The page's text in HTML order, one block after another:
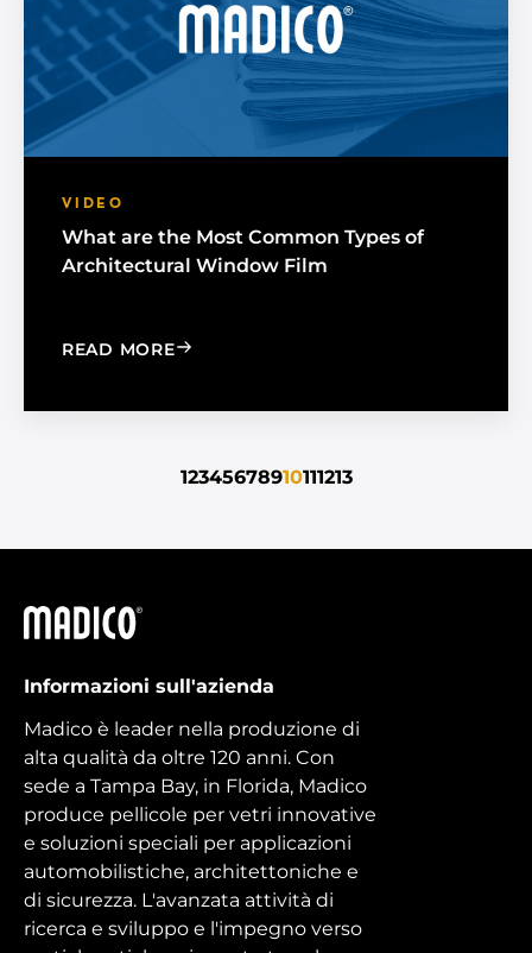
VIDEO
What are the Most Common Types of
Architectural Window Film
READ MORE: WHAT ARE THE MOST COMMON
12345678910111213
Madico
Informazioni sull'azienda
Madico è leader nella produzione di
alta qualità da oltre 120 anni. Con
sede a Tampa Bay, in Florida, Madico
produce pellicole per vetri innovative
e soluzioni speciali per applicazioni
automobilistiche, architettoniche e
di sicurezza. L'avanzata attività di
ricerca e sviluppo e l'impegno verso